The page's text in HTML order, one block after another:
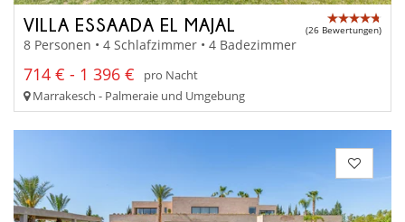
VILLA ESSAADA EL MAJAL (26 Bewertungen)
8 Personen • 4 Schlafzimmer • 4 Badezimmer
714 € - 1 396 €
pro Nacht
Marrakesch - Palmeraie und Umgebung